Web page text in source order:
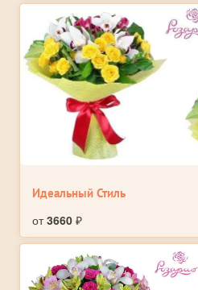
Идеальный Стиль
от3660 ₽